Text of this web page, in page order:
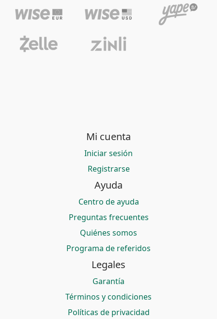
Mi cuenta
Iniciar sesión
Registrarse
Ayuda
Centro de ayuda
Preguntas frecuentes
Quiénes somos
Programa de referidos
Legales
Garantía
Términos y condiciones
Políticas de privacidad